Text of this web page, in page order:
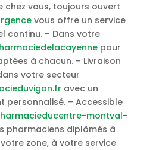
chez vous, toujours ouvert
vous offre un service
continu. – Dans votre
pour
à chacun. – Livraison
votre secteur
avec un
personnalisé. – Accessible
montval-
pharmaciens diplômés à
zone, à votre service